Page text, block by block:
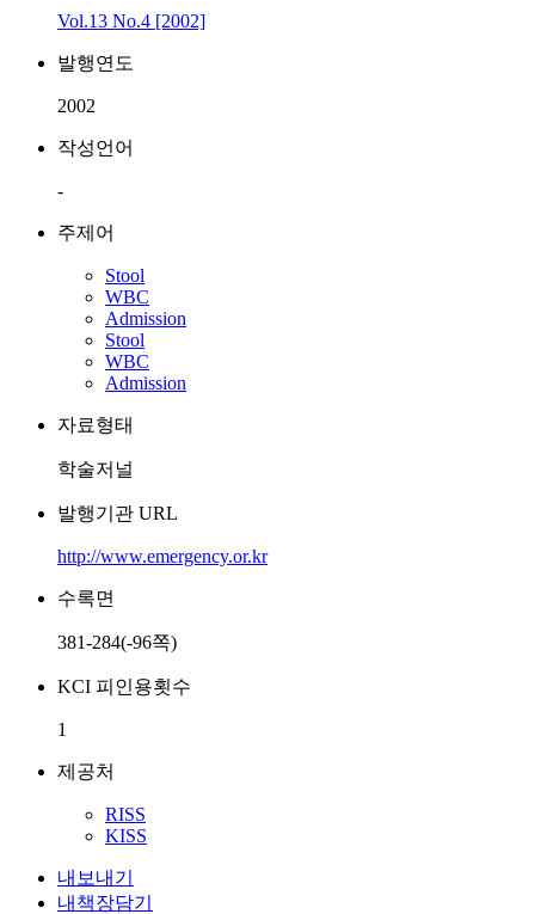
Vol.13 No.4 [2002]
발행연도
2002
작성언어
-
주제어
Stool
WBC
Admission
Stool
WBC
Admission
자료형태
학술저널
발행기관 URL
http://www.emergency.or.kr
수록면
381-284(-96쪽)
KCI 피인용횟수
1
제공처
RISS
KISS
내보내기
내책장담기